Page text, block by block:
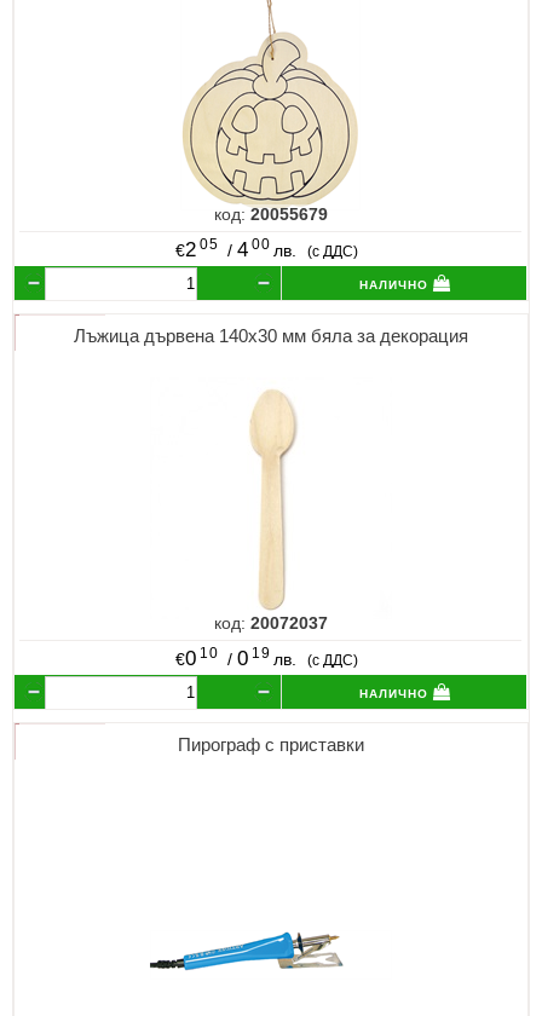
код:20055679
€2 05 / 4 00 лв. (с ДДС)
налично
Лъжица дървена 140x30 мм бяла за декорация
код: 20072037
€0 10 / 0 19 лв. (с ДДС)
налично
Пирограф с приставки